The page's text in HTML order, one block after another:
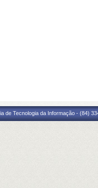
de Tecnologia da Informação - (84)